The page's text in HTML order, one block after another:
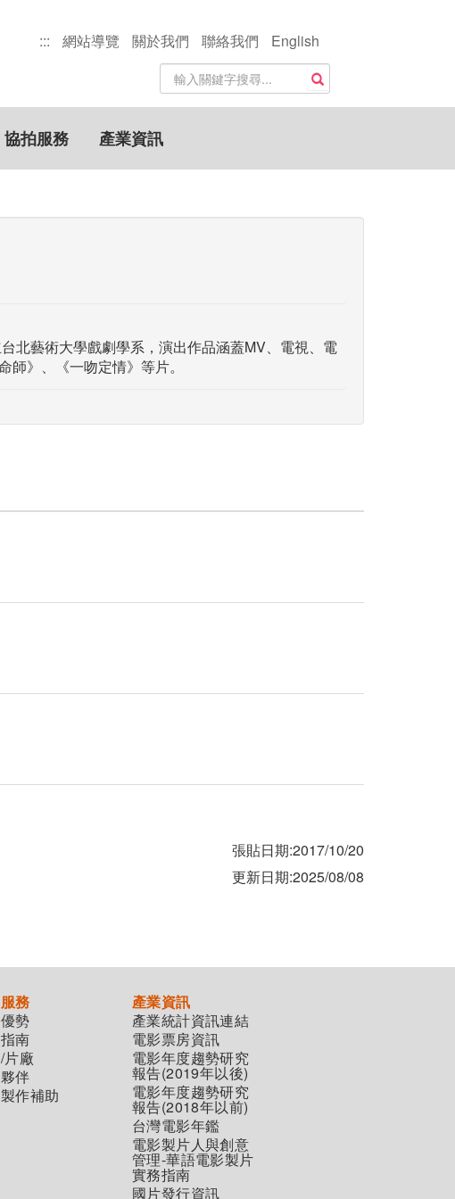
::: 網站導覽 關於我們 聯絡我們
English
站
內
搜
尋
關
鍵
搜尋
協拍服務 產業資訊
北藝術大學戲劇學系，演出作品涵蓋MV、電視、電
》、《一吻定情》等片。
張貼日期:2017/10/20
更新日期:2025/08/08
務
勢
南
片廠
伴
作補助
產業資訊
產業統計資訊連結
電影票房資訊
電影年度趨勢研究
報告(2019年以後)
電影年度趨勢研究
報告(2018年以前)
台灣電影年鑑
電影製片人與創意
管理-華語電影製片
實務指南
國片發行資訊